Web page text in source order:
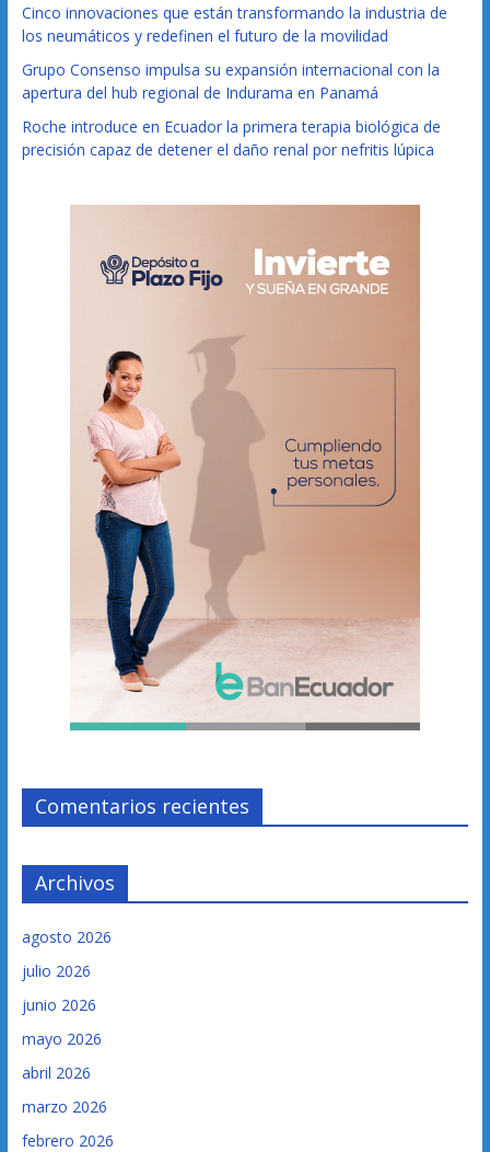
Cinco innovaciones que están transformando la industria de
los neumáticos y redefinen el futuro de la movilidad
Grupo Consenso impulsa su expansión internacional con la
apertura del hub regional de Indurama en Panamá
Roche introduce en Ecuador la primera terapia biológica de
precisión capaz de detener el daño renal por nefritis lúpica
Comentarios recientes
Archivos
agosto 2026
julio 2026
junio 2026
mayo 2026
abril 2026
marzo 2026
febrero 2026